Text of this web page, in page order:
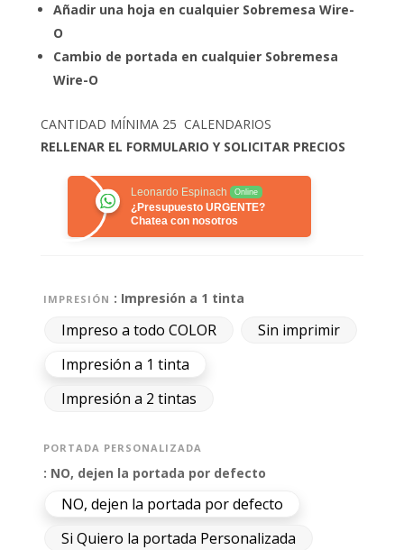
Añadir una hoja en cualquier Sobremesa Wire-
O
Cambio de portada en cualquier Sobremesa
Wire-O
CANTIDAD MÍNIMA 25 CALENDARIOS
RELLENAR EL FORMULARIO Y SOLICITAR PRECIOS
Leonardo Espinach Online
¿Presupuesto URGENTE?
Chatea con nosotros
IMPRESIÓN : Impresión a 1 tinta
Impreso a todo COLOR
Sin imprimir
Impresión a 1 tinta
Impresión a 2 tintas
PORTADA PERSONALIZADA
: NO, dejen la portada por defecto
NO, dejen la portada por defecto
Si Quiero la portada Personalizada